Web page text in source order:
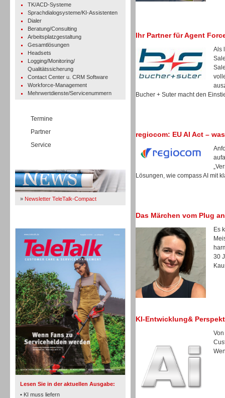
TK/ACD-Systeme
Sprachdialogsysteme/KI-Assistenten
Dialer
Beratung/Consulting
Arbeitsplatzgestaltung
Gesamtlösungen
Headsets
Logging/Monitoring/
Qualitätssicherung
Contact Center u. CRM Software
Workforce-Management
Mehrwertdienste/Servicenummern
Termine
Partner
Service
» Newsletter TeleTalk-Compact
Lesen Sie in der aktuellen Ausgabe:
• KI muss liefern
TK- und ACD-Systeme
Ihr Partner für Agent
Als
Bucher + Suter macht den
regiocom: EU AI Act –
Lösungen, wie compass AI mit
Das Märchen vom Plug
Es
30
KI-Entwicklung&